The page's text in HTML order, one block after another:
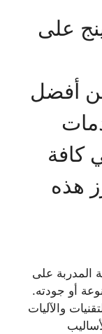
على
أفضل
كافة
هذه
المدربة على
أو جودته.
والآليات